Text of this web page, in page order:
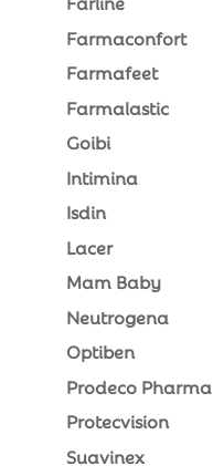
Farmaconfort
Farmafeet
Farmalastic
Goibi
Intimina
Isdin
Lacer
Mam Baby
Neutrogena
Optiben
Prodeco Pharma
Protecvision
Suavinex